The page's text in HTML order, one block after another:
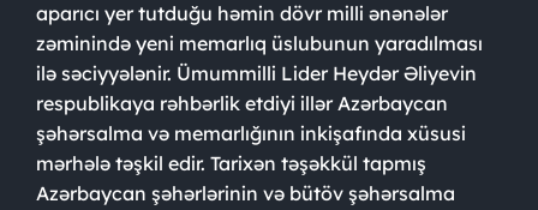
aparıcı yer tutduğu həmin dövr milli ənənələr
zəminində yeni memarlıq üslubunun yaradılması
ilə səciyyələnir. Ümummilli Lider Heydər Əliyevin
respublikaya rəhbərlik etdiyi illər Azərbaycan
şəhərsalma və memarlığının inkişafında xüsusi
mərhələ təşkil edir. Tarixən təşəkkül tapmış
Azərbaycan şəhərlərinin və bütöv şəhərsalma